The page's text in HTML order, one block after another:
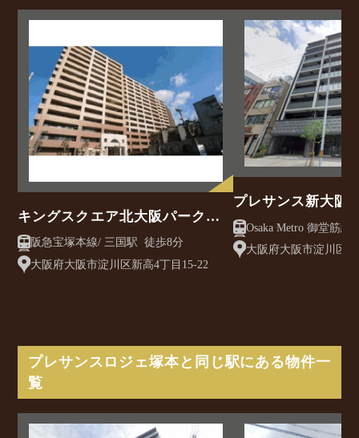
キングスクエア北大阪パークフ
ェリス2番館
阪急宝塚本線/ 三国駅 徒歩8分
大阪府大阪市淀川区新高4丁目15-22
プレサンス新大阪
Osaka Metro 御堂筋線/ 西中島南方駅 徒
歩3分
大阪府大阪市淀川区
プレサンスロジェ塚本と同じ駅にある物件一
覧